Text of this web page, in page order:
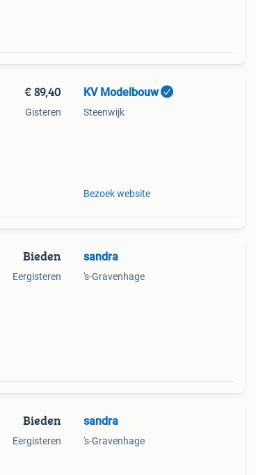
€ 89,40
Gisteren
KV Modelbouw
Steenwijk
Bezoek website
Bieden
Eergisteren
sandra
's-Gravenhage
Bieden
Eergisteren
sandra
's-Gravenhage